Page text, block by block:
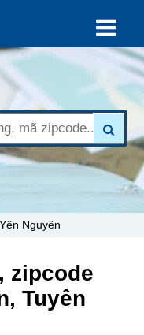
Nguyên
zipcode
Tuyên